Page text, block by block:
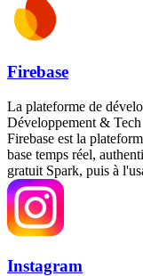
Firebase
La plateforme de
Développement & Tech
Firebase est la
base temps réel,
gratuit Spark, puis à
Instagram